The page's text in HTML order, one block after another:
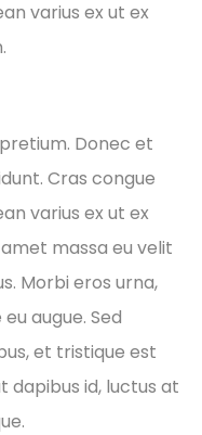
varius ex ut ex
Donec et
Cras congue
varius ex ut ex
massa eu velit
Morbi eros urna,
augue. Sed
et tristique est
dapibus id, luctus at